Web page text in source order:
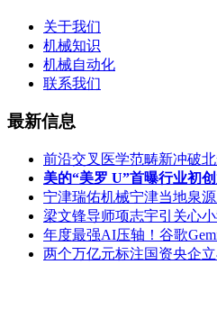
关于我们
机械知识
机械自动化
联系我们
最新信息
前沿交叉医学范畴新冲破
美的“美罗 U”首曝行业初
宁津瑞佑机械宁津当地泉
梁文锋导师项志宇引关心
年度最强AI压轴！谷歌
两个万亿元标注国资央企